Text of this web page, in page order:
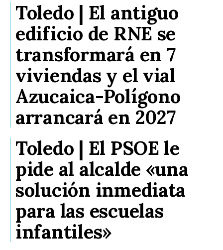
Toledo | El antiguo
edificio de RNE se
transformará en 7
viviendas y el vial
Azucaica-Polígono
arrancará en 2027
Toledo | El PSOE le
pide al alcalde «una
solución inmediata
para las escuelas
infantiles»